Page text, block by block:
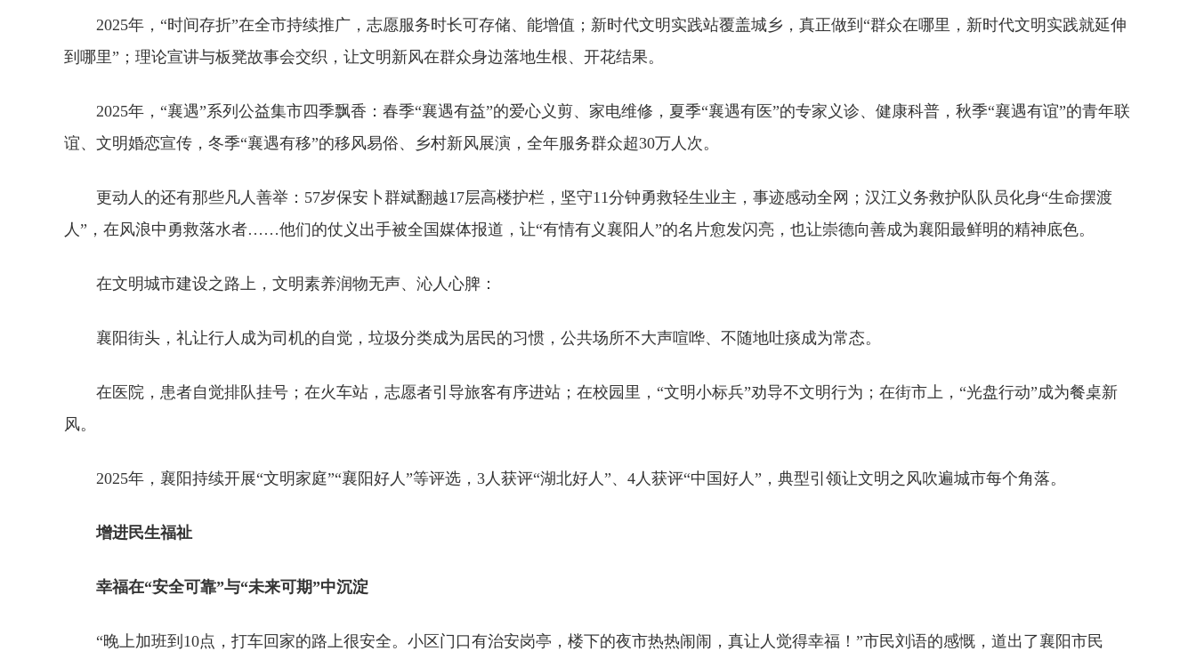
2025年，“时间存折”在全市持续推广，志愿服务时长可存储、能增值；新时代文明实践站覆盖城乡，真正做到“群众在哪里，新时代文明实践就延伸
到哪里”；理论宣讲与板凳故事会交织，让文明新风在群众身边落地生根、开花结果。
2025年，“襄遇”系列公益集市四季飘香：春季“襄遇有益”的爱心义剪、家电维修，夏季“襄遇有医”的专家义诊、健康科普，秋季“襄遇有谊”的青年联
谊、文明婚恋宣传，冬季“襄遇有移”的移风易俗、乡村新风展演，全年服务群众超30万人次。
更动人的还有那些凡人善举：57岁保安卜群斌翻越17层高楼护栏，坚守11分钟勇救轻生业主，事迹感动全网；汉江义务救护队队员化身“生命摆渡
人”，在风浪中勇救落水者……他们的仗义出手被全国媒体报道，让“有情有义襄阳人”的名片愈发闪亮，也让崇德向善成为襄阳最鲜明的精神底色。
在文明城市建设之路上，文明素养润物无声、沁人心脾：
襄阳街头，礼让行人成为司机的自觉，垃圾分类成为居民的习惯，公共场所不大声喧哗、不随地吐痰成为常态。
在医院，患者自觉排队挂号；在火车站，志愿者引导旅客有序进站；在校园里，“文明小标兵”劝导不文明行为；在街市上，“光盘行动”成为餐桌新
风。
2025年，襄阳持续开展“文明家庭”“襄阳好人”等评选，3人获评“湖北好人”、4人获评“中国好人”，典型引领让文明之风吹遍城市每个角落。
增进民生福祉
幸福在“安全可靠”与“未来可期”中沉淀
“晚上加班到10点，打车回家的路上很安全。小区门口有治安岗亭，楼下的夜市热热闹闹，真让人觉得幸福！”市民刘语的感慨，道出了襄阳市民